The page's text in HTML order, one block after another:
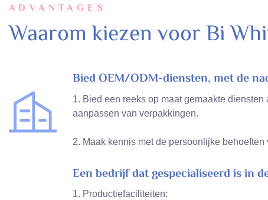
ADVANTAGES
Waarom kiezen voor Bi
Bied OEM/ODM-diensten, met de
1. Bied een reeks op maat gemaakte
aanpassen van verpakkingen.
2. Maak kennis met de persoonlijke
Een bedrijf dat gespecialiseerd is in
1. Productiefaciliteiten: